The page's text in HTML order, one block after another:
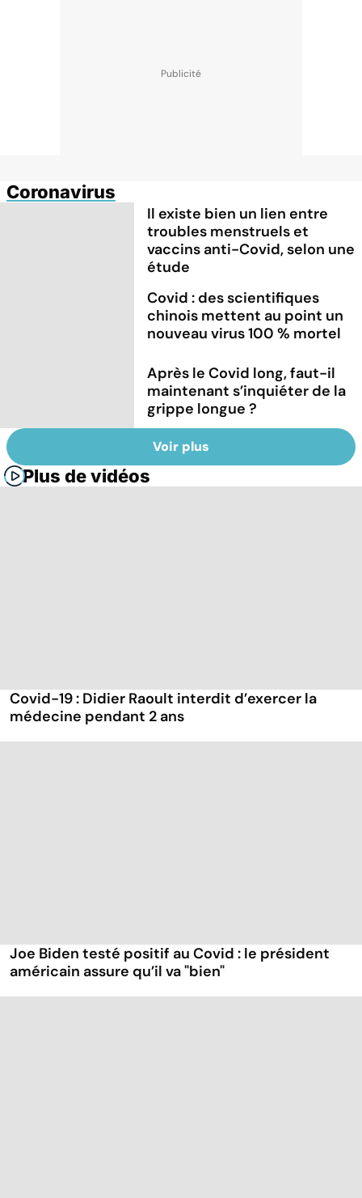
Coronavirus
Il existe bien un lien entre
troubles menstruels et
vaccins anti-Covid, selon une
étude
Covid : des scientifiques
chinois mettent au point un
nouveau virus 100 % mortel
Après le Covid long, faut-il
maintenant s’inquiéter de la
grippe longue ?
Voir plus
Plus de vidéos
Covid-19 : Didier Raoult interdit d’exercer la
médecine pendant 2 ans
Joe Biden testé positif au Covid : le président
américain assure qu’il va "bien"